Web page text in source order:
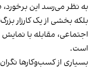
به نظر می‌رسد این
بلکه بخشی از یک کارزار
اجتماعی، مقابله با
است.
بسیاری از کسب‌وکارها